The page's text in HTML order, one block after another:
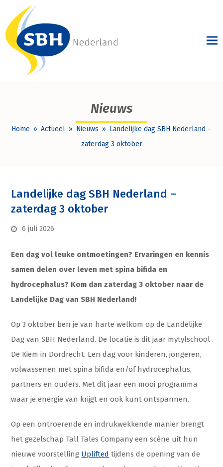
Nieuws
Home » Actueel » Nieuws » Landelijke dag SBH Nederland –
zaterdag 3 oktober
Landelijke dag SBH Nederland –
zaterdag 3 oktober
6 juli 2026
Een dag vol leuke ontmoetingen? Ervaringen en kennis
samen delen over leven met spina bifida en
hydrocephalus? Kom dan zaterdag 3 oktober naar de
Landelijke Dag van SBH Nederland!
Op 3 oktober ben je van harte welkom op de Landelijke
Dag van SBH Nederland. De locatie is dit jaar mytylschool
De Kiem in Dordrecht. Een dag voor kinderen, jongeren,
volwassenen met spina bifida en/of hydrocephalus,
partners en ouders. Met dit jaar een mooi programma
waar je energie van krijgt en ook kunt ontspannen.
Op een ontroerende en indrukwekkende manier brengt
het gezelschap Tall Tales Company een scène uit hun
nieuwe voorstelling Uplifted tijdens de opening van de